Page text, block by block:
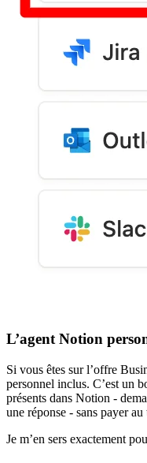
L’agent Notion
Si vous êtes sur l’offre
personnel inclus. C’est un
présents dans Notion -
une réponse - sans payer au
Je m’en sers exactement